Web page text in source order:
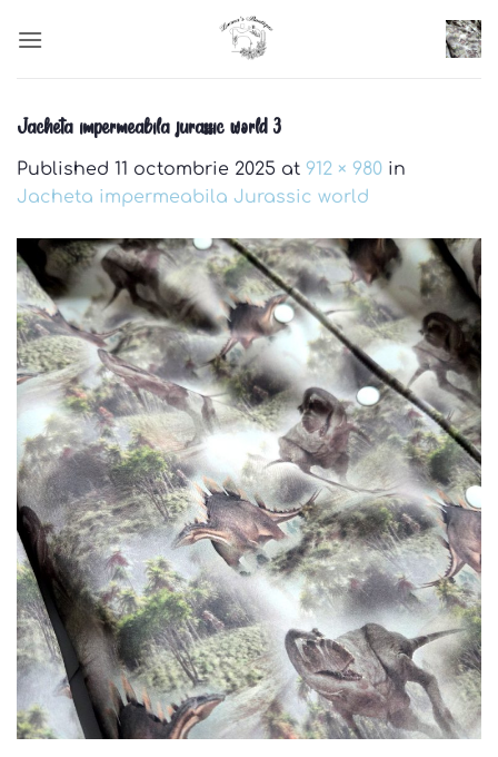
Jacheta impermeabila jurassic world 3
Published 11 octombrie 2025 at 912 × 980 in
Jacheta impermeabila Jurassic world